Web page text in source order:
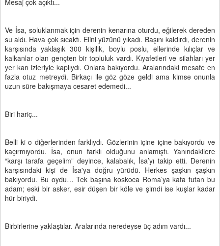
Mesaj çok açıktı...
Ve İsa, soluklanmak için derenin kenarına oturdu, eğilerek dereden
su aldı. Hava çok sıcaktı. Elini yüzünü yıkadı. Başını kaldırdı, derenin
karşısında yaklaşık 300 kişilik, boylu poslu, ellerinde kılıçlar ve
kalkanlar olan gençten bir topluluk vardı. Kıyafetleri ve silahları yer
yer kan izleriyle kaplıydı. Onlara bakıyordu. Aralarındaki mesafe en
fazla otuz metreydi. Birkaçı ile göz göze geldi ama kimse onunla
uzun süre bakışmaya cesaret edemedi...
Biri hariç...
Belli ki o diğerlerinden farklıydı. Gözlerinin içine içine bakıyordu ve
kaçırmıyordu. İsa, onun farklı olduğunu anlamıştı. Yanındakilere
“karşı tarafa geçelim” deyince, kalabalık, İsa’yı takip etti. Derenin
karşısındaki kişi de İsa'ya doğru yürüdü. Herkes şaşkın şaşkın
bakıyordu. Bu oydu… Tek başına koskoca Roma’ya kafa tutan bu
adam; eski bir asker, esir düşen bir köle ve şimdi ise kuşlar kadar
hür biriydi.
Birbirlerine yaklaştılar. Aralarında neredeyse üç adım vardı...